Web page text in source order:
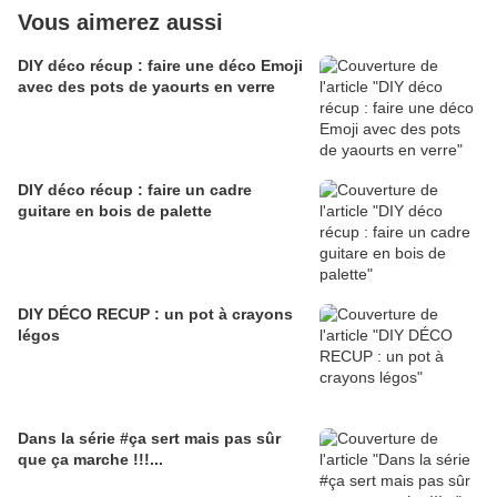
Vous aimerez aussi
DIY déco récup : faire une déco Emoji
avec des pots de yaourts en verre
DIY déco récup : faire un cadre
guitare en bois de palette
DIY DÉCO RECUP : un pot à crayons
légos
Dans la série #ça sert mais pas sûr
que ça marche !!!...